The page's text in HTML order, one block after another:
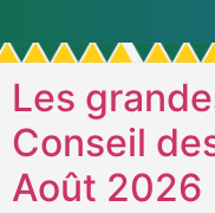
Les
Conseil
Août 2026